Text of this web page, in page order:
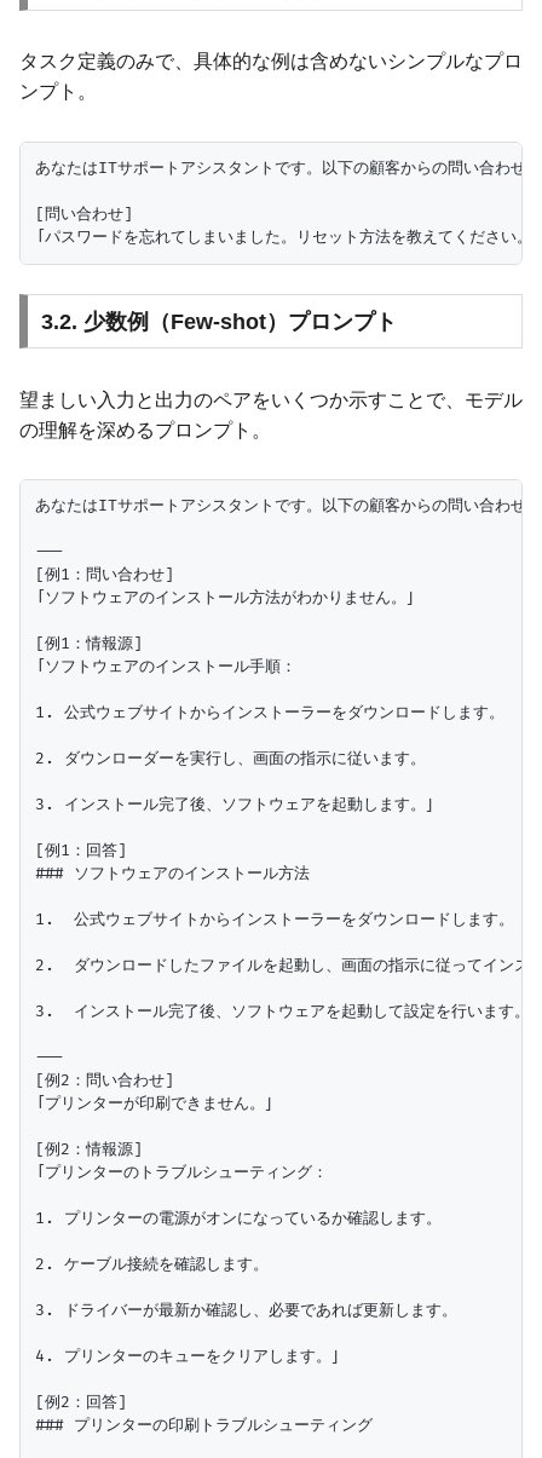
タスク定義のみで、具体的な例は含めないシンプルなプロ
ンプト。
あなたはITサポートアシスタントです。以下の顧客からの問い合わせ
[問い合わせ]
3.2. 少数例（Few-shot）プロンプト
望ましい入力と出力のペアをいくつか示すことで、モデル
の理解を深めるプロンプト。
あなたはITサポートアシスタントです。以下の顧客からの問い合わせ
---
[例1：問い合わせ]
「ソフトウェアのインストール方法がわかりません。」
[例1：情報源]
「ソフトウェアのインストール手順：
1. 公式ウェブサイトからインストーラーをダウンロードします。
2. ダウンローダーを実行し、画面の指示に従います。
3. インストール完了後、ソフトウェアを起動します。」
[例1：回答]
### ソフトウェアのインストール方法
1.  公式ウェブサイトからインストーラーをダウンロードします。
2.  ダウンロードしたファイルを起動し、画面の指示に従ってインス
3.  インストール完了後、ソフトウェアを起動して設定を行います。
---
[例2：問い合わせ]
「プリンターが印刷できません。」
[例2：情報源]
「プリンターのトラブルシューティング：
1. プリンターの電源がオンになっているか確認します。
2. ケーブル接続を確認します。
3. ドライバーが最新か確認し、必要であれば更新します。
4. プリンターのキューをクリアします。」
[例2：回答]
### プリンターの印刷トラブルシューティング